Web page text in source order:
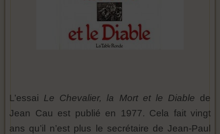
L’essai Le Chevalier, la Mort et le Diable de
Jean Cau est publié en 1977. Cela fait vingt
ans qu’il n’est plus le secrétaire de Jean-Paul